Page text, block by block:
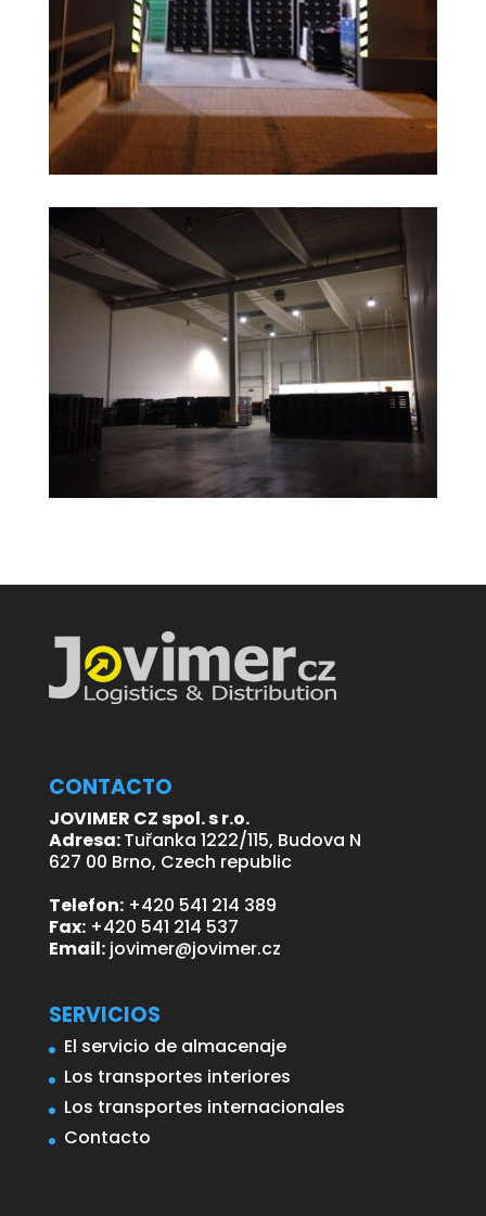
CONTACTO
JOVIMER CZ spol. s r.o.
Adresa:Tuřanka 1222/115, Budova N
627 00 Brno, Czech republic
Telefon:+420 541 214 389
Fax:+420 541 214 537
Email: jovimer@jovimer.cz
SERVICIOS
El servicio de almacenaje
Los transportes interiores
Los transportes internacionales
Contacto